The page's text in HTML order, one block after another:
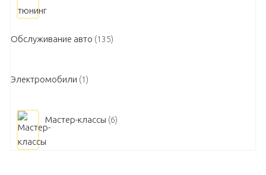
Обслуживание авто (135)
Электромобили (1)
Мастер-классы (6)